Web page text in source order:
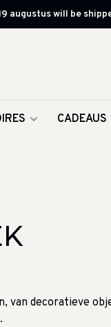
augustus will be
CADEAUS
van decoratieve